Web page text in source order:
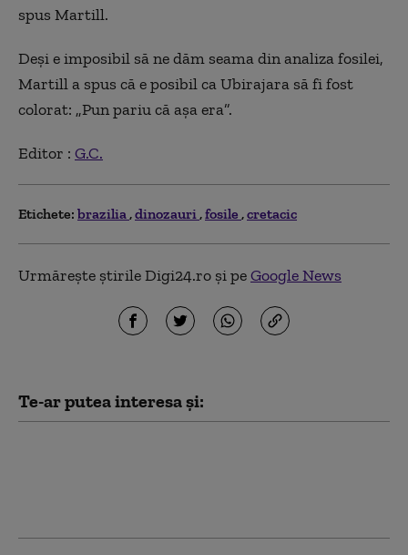
spus Martill.
Deşi e imposibil să ne dăm seama din analiza fosilei,
Martill a spus că e posibil ca Ubirajara să fi fost
colorat: „Pun pariu că aşa era”.
Editor : G.C.
Etichete: brazilia dinozauri fosile cretacic
Urmărește știrile Digi24.ro și peGoogle News
Te-ar putea interesa și: